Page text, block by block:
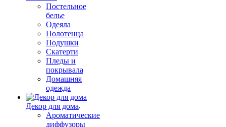
Постельное
белье
Одеяла
Полотенца
Подушки
Скатерти
Пледы и
покрывала
Домашняя
одежда
Декор для дома
Ароматические
диффузоры